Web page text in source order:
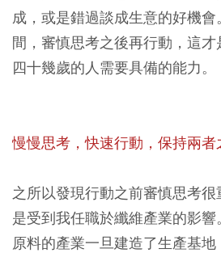
成，或是錯過談成生意的好機
間，審慎思考之後再行動，這才
四十幾歲的人需要具備的能力。
慢慢思考，快速行動，保持兩者
之所以發現行動之前審慎思考
是受到我任職於纖維產業的影
原料的產業一旦建造了生產基